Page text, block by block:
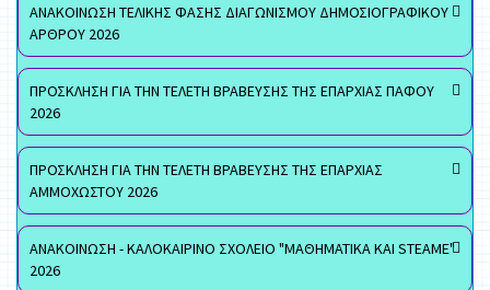
ΑΝΑΚΟΙΝΩΣΗ ΤΕΛΙΚΗΣ ΦΑΣΗΣ ΔΙΑΓΩΝΙΣΜΟΥ ΔΗΜΟΣΙΟΓΡΑΦΙΚΟΥ
ΑΡΘΡΟΥ 2026
ΠΡΟΣΚΛΗΣΗ ΓΙΑ ΤΗΝ ΤΕΛΕΤΗ ΒΡΑΒΕΥΣΗΣ ΤΗΣ ΕΠΑΡΧΙΑΣ ΠΑΦΟΥ
2026
ΠΡΟΣΚΛΗΣΗ ΓΙΑ ΤΗΝ ΤΕΛΕΤΗ ΒΡΑΒΕΥΣΗΣ ΤΗΣ ΕΠΑΡΧΙΑΣ
ΑΜΜΟΧΩΣΤΟΥ 2026
ΑΝΑΚΟΙΝΩΣΗ - ΚΑΛΟΚΑΙΡΙΝΟ ΣΧΟΛΕΙΟ "ΜΑΘΗΜΑΤΙΚΑ ΚΑΙ STEAME"
2026